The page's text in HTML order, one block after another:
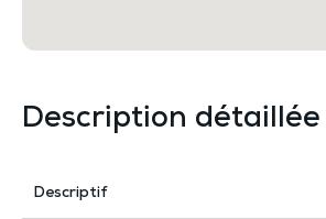
Description détaillée
Descriptif